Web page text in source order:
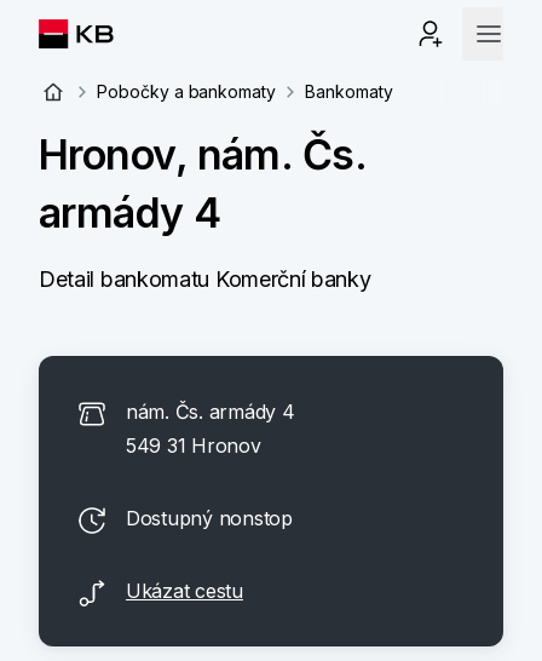
Pobočky a bankomaty Bankomaty
Hronov, nám. Čs.
armády 4
Detail bankomatu Komerční banky
nám. Čs. armády 4
549 31 Hronov
Dostupný nonstop
Ukázat cestu